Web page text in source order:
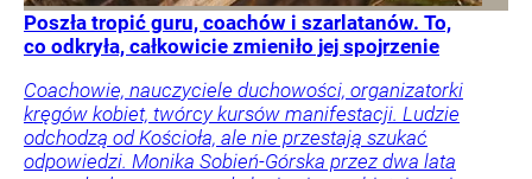
Poszła tropić guru, coachów i szarlatanów. To,
co odkryła, całkowicie zmieniło jej spojrzenie
Coachowie, nauczyciele duchowości, organizatorki
kręgów kobiet, twórcy kursów manifestacji. Ludzie
odchodzą od Kościoła, ale nie przestają szukać
odpowiedzi. Monika Sobień-Górska przez dwa lata